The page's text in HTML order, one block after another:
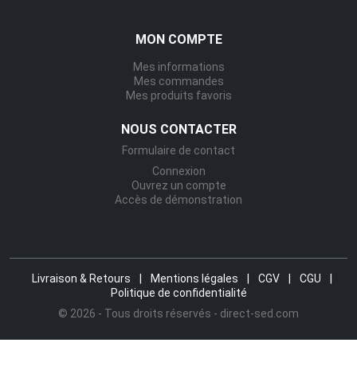
MON COMPTE
Mes informations
Mes commandes
Mes produits favoris
NOUS CONTACTER
Formulaire de contact
Connexion
Ouvrez un compte
Accès de démonstration
Livraison & Retours | Mentions légales | CGV | CGU
|
Politique de confidentialité
© 2026 - Tous droits réservés - direct-sed.com